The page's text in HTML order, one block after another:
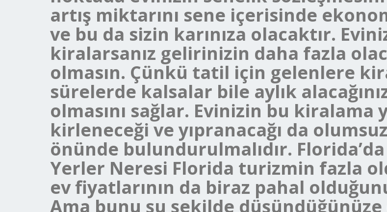
artış miktarını sene içerisinde
ve bu da sizin karınıza olacaktır.
kiralarsanız gelirinizin daha fazla
olmasın. Çünkü tatil için gelenlere
sürelerde kalsalar bile aylık
olmasını sağlar. Evinizin bu
kirleneceği ve yıpranacağı da
önünde bulundurulmalıdır.
Yerler Neresi Florida turizmin fazla
ev fiyatlarının da biraz pahal
Ama bunu şu şekilde